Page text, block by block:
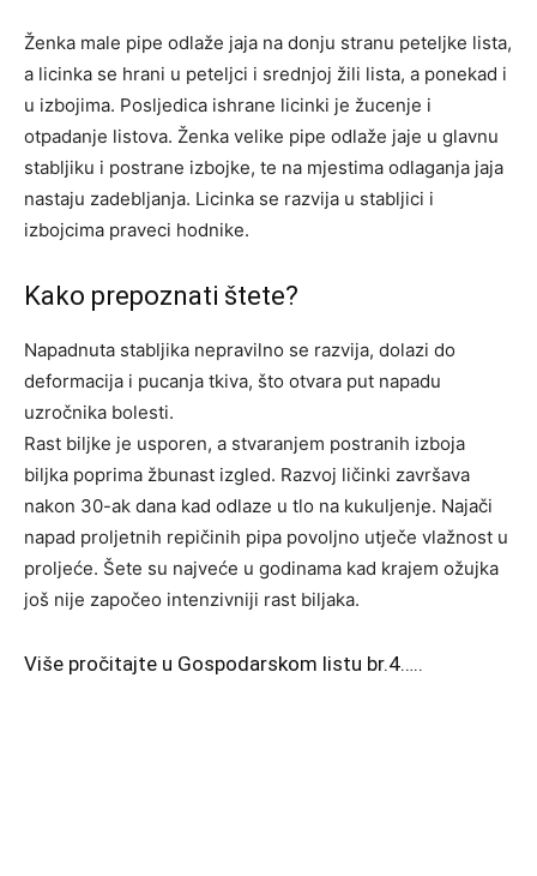
Ženka male pipe odlaže jaja na donju stranu peteljke lista,
a licinka se hrani u peteljci i srednjoj žili lista, a ponekad i
u izbojima. Posljedica ishrane licinki je žucenje i
otpadanje listova. Ženka velike pipe odlaže jaje u glavnu
stabljiku i postrane izbojke, te na mjestima odlaganja jaja
nastaju zadebljanja. Licinka se razvija u stabljici i
izbojcima praveci hodnike.
Kako prepoznati štete?
Napadnuta stabljika nepravilno se razvija, dolazi do
deformacija i pucanja tkiva, što otvara put napadu
uzročnika bolesti.
Rast biljke je usporen, a stvaranjem postranih izboja
biljka poprima žbunast izgled. Razvoj ličinki završava
nakon 30-ak dana kad odlaze u tlo na kukuljenje. Najači
napad proljetnih repičinih pipa povoljno utječe vlažnost u
proljeće. Šete su najveće u godinama kad krajem ožujka
još nije započeo intenzivniji rast biljaka.
Više pročitajte u Gospodarskom listu br.4…..